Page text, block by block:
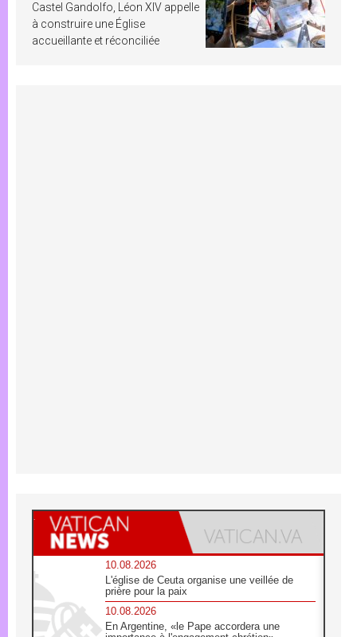
Castel Gandolfo, Léon XIV appelle
à construire une Église
accueillante et réconciliée
10.08.2026
L'église de Ceuta organise une veillée de
prière pour la paix
10.08.2026
En Argentine, «le Pape accordera une